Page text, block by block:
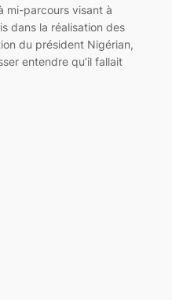
mi-parcours visant à
dans la réalisation des
du président Nigérian,
entendre qu’il fallait